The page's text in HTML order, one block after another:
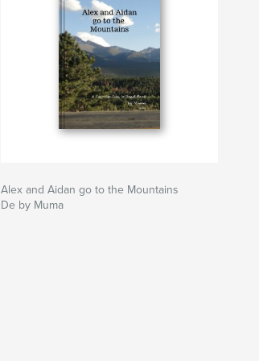
Alex and Aidan go to the Mountains
De by Muma